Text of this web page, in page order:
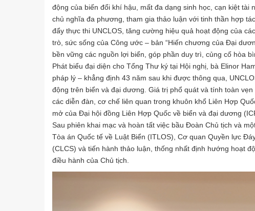
động của biến đổi khí hậu, mất đa dạng sinh học, cạn kiệt
chủ nghĩa đa phương, tham gia thảo luận với tinh thần hợp
đẩy thực thi UNCLOS, tăng cường hiệu quả hoạt động của
trò, sức sống của Công ước – bản “Hiến chương của Đại
bền vững các nguồn lợi biển, góp phần duy trì, củng cố hòa
Phát biểu đại diện cho Tổng Thư ký tại Hội nghị, bà Elinor
pháp lý – khẳng định 43 năm sau khi được thông qua,
động trên biển và đại dương. Giá trị phổ quát và tính toàn
các diễn đàn, cơ chế liên quan trong khuôn khổ Liên Hợp
mở của Đại hội đồng Liên Hợp Quốc về biển và đại dương
Sau phiên khai mạc và hoàn tất việc bầu Đoàn Chủ tịch và
Tòa án Quốc tế về Luật Biển (ITLOS), Cơ quan Quyền lực
(CLCS) và tiến hành thảo luận, thống nhất định hướng hoạt
điều hành của Chủ tịch.